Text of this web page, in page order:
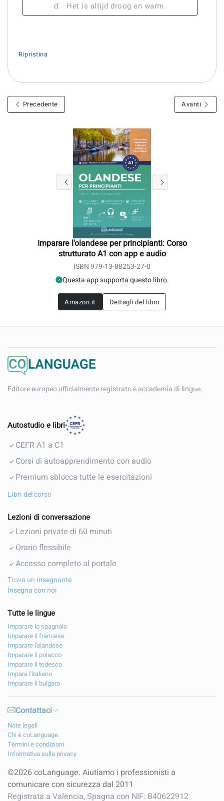
d. Het is altijd droog en warm.
Ripristina
Precedente Avanti
Imparare l'olandese per principianti: Corso
strutturato A1 con app e audio
ISBN 979-13-88253-27-0
Questa app supporta questo libro.
Amazon.it Dettagli del libro
Editore europeo ufficialmente registrato e accademia di lingue.
Autostudio e libri
CEFR A1 a C1
Corsi di autoapprendimento con audio
Premium sblocca tutte le esercitazioni
Libri del corso
Lezioni di conversazione
Lezioni private di 60 minuti
Orario flessibile
Accesso completo al portale
Trova un insegnante
Insegna con noi
Tutte le lingue
Imparare lo spagnolo
Imparare il francese
Imparare l'olandese
Imparare il polacco
Imparare il tedesco
Impara l'italiano
Imparare il bulgaro
Contattaci
Note legali
Chi è coLanguage
Termini e condizioni
Informativa sulla privacy
©2026 coLanguage. Aiutiamo i professionisti a
comunicare con sicurezza dal 2011
Registrata a Valencia, Spagna con NIF: B40622912